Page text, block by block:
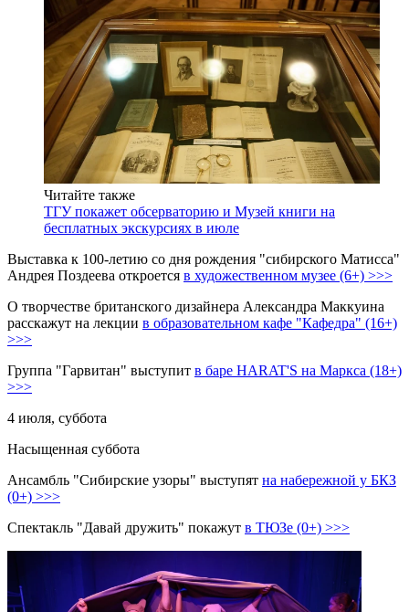
Читайте также
ТГУ покажет обсерваторию и Музей книги на
бесплатных экскурсиях в июле
Выставка к 100-летию со дня рождения "сибирского Матисса"
Андрея Поздеева откроется в художественном музее (6+) >>>
О творчестве британского дизайнера Александра Маккуина
расскажут на лекции в образовательном кафе "Кафедра" (16+)
>>>
Группа "Гарвитан" выступит в баре HARAT'S на Маркса (18+)
>>>
4 июля, суббота
Насыщенная суббота
Ансамбль "Сибирские узоры" выступят на набережной у БКЗ
(0+) >>>
Спектакль "Давай дружить" покажут в ТЮЗе (0+) >>>